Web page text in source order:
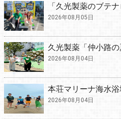
「久光製薬のブテ
2026年08月05日
久光製薬「仲小路
2026年08月04日
本荘マリーナ海水
2026年08月04日